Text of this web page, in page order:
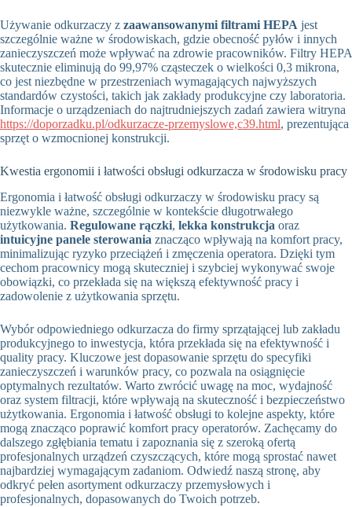
Używanie odkurzaczy z zaawansowanymi filtrami HEPA jest
szczególnie ważne w środowiskach, gdzie obecność pyłów i innych
zanieczyszczeń może wpływać na zdrowie pracowników. Filtry HEPA
skutecznie eliminują do 99,97% cząsteczek o wielkości 0,3 mikrona,
co jest niezbędne w przestrzeniach wymagających najwyższych
standardów czystości, takich jak zakłady produkcyjne czy laboratoria.
Informacje o urządzeniach do najtrudniejszych zadań zawiera witryna
https://doporzadku.pl/odkurzacze-przemyslowe,c39.html, prezentująca
sprzęt o wzmocnionej konstrukcji.
Kwestia ergonomii i łatwości obsługi odkurzacza w środowisku pracy
Ergonomia i łatwość obsługi odkurzaczy w środowisku pracy są
niezwykle ważne, szczególnie w kontekście długotrwałego
użytkowania. Regulowane rączki, lekka konstrukcja oraz
intuicyjne panele sterowania znacząco wpływają na komfort pracy,
minimalizując ryzyko przeciążeń i zmęczenia operatora. Dzięki tym
cechom pracownicy mogą skuteczniej i szybciej wykonywać swoje
obowiązki, co przekłada się na większą efektywność pracy i
zadowolenie z użytkowania sprzętu.
Wybór odpowiedniego odkurzacza do firmy sprzątającej lub zakładu
produkcyjnego to inwestycja, która przekłada się na efektywność i
quality pracy. Kluczowe jest dopasowanie sprzętu do specyfiki
zanieczyszczeń i warunków pracy, co pozwala na osiągnięcie
optymalnych rezultatów. Warto zwrócić uwagę na moc, wydajność
oraz system filtracji, które wpływają na skuteczność i bezpieczeństwo
użytkowania. Ergonomia i łatwość obsługi to kolejne aspekty, które
mogą znacząco poprawić komfort pracy operatorów. Zachęcamy do
dalszego zgłębiania tematu i zapoznania się z szeroką ofertą
profesjonalnych urządzeń czyszczących, które mogą sprostać nawet
najbardziej wymagającym zadaniom. Odwiedź naszą stronę, aby
odkryć pełen asortyment odkurzaczy przemysłowych i
profesjonalnych, dopasowanych do Twoich potrzeb.